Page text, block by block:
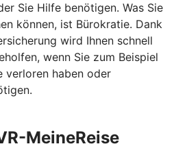
Sie Hilfe benötigen. Was Sie
können, ist Bürokratie. Dank
wird Ihnen schnell
wenn Sie zum Beispiel
verloren haben oder
MeineReise